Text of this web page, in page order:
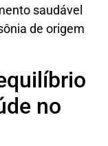
saudável
de origem
no